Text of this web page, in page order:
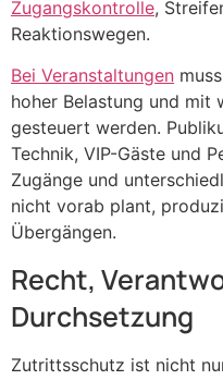
Zugangskontrolle,
Reaktionswegen.
Bei Veranstaltungen
hoher Belastung und mit
gesteuert werden.
Technik, VIP-Gäste und
Zugänge und
nicht vorab plant,
Übergängen.
Recht,
Durchsetzung
Zutrittsschutz ist nicht